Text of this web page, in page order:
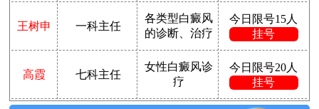
王树申 一科主任
各类型白癜风
的诊断、治疗
今日限号15人
挂号
高霞 七科主任
女性白癜风诊
疗
今日限号20人
挂号